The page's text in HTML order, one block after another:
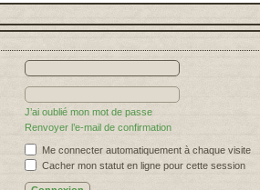
J’ai oublié mon mot de passe
Renvoyer l’e-mail de confirmation
Me connecter automatiquement à chaque visite
Cacher mon statut en ligne pour cette session